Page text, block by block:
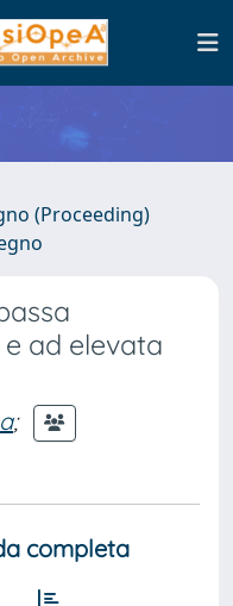
(Proceeding)
ad elevata
;
completa